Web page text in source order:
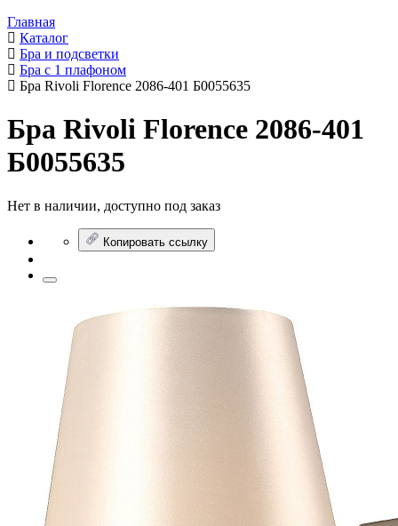
Главная
Каталог
Бра и подсветки
Бра с 1 плафоном
Бра Rivoli Florence 2086-401 Б0055635
Бра Rivoli Florence 2086-401
Б0055635
Нет в наличии, доступно под заказ
Копировать ссылку